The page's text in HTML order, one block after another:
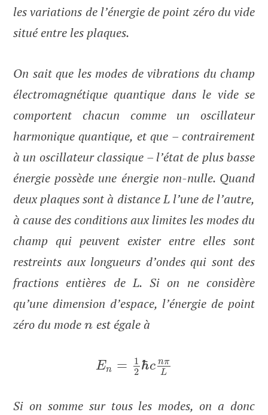
les variations de l’énergie de point zéro du vide
situé entre les plaques.
On sait que les modes de vibrations du champ
électromagnétique quantique dans le vide se
comportent chacun comme un oscillateur
harmonique quantique, et que – contrairement
à un oscillateur classique – l’état de plus basse
énergie possède une énergie non-nulle. Quand
deux plaques sont à distance L l’une de l’autre,
à cause des conditions aux limites les modes du
champ qui peuvent exister entre elles sont
restreints aux longueurs d’ondes qui sont des
fractions entières de L. Si on ne considère
qu’une dimension d’espace, l’énergie de point
zéro du mode n est égale à
En =
1
2 ℏc nπ
L
Si on somme sur tous les modes, on a donc